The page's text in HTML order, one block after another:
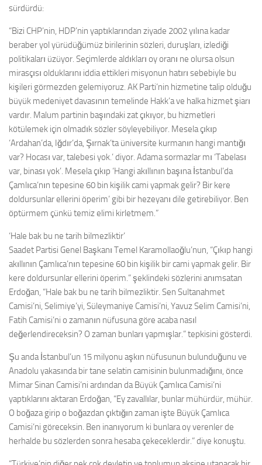
sürdürdü:
“Bizi CHP’nin, HDP’nin yaptıklarından ziyade 2002 yılına kadar
beraber yol yürüdüğümüz birilerinin sözleri, duruşları, izlediği
politikaları üzüyor. Seçimlerde aldıkları oy oranı ne olursa olsun
mirasçısı olduklarını iddia ettikleri misyonun hatırı sebebiyle bu
kişileri görmezden gelemiyoruz. AK Parti’nin hizmetine talip olduğu
büyük medeniyet davasının temelinde Hakk’a ve halka hizmet şiarı
vardır. Malum partinin başındaki zat çıkıyor, bu hizmetleri
kötülemek için olmadık sözler söyleyebiliyor. Mesela çıkıp
‘Ardahan’da, Iğdır’da, Şırnak’ta üniversite kurmanın hangi mantığı
var? Hocası var, talebesi yok.’ diyor. Adama sormazlar mı ‘Tabelası
var, binası yok’. Mesela çıkıp ‘Hangi akıllının başına İstanbul’da
Çamlıca’nın tepesine 60 bin kişilik cami yapmak gelir? Bir kere
doldursunlar ellerini öperim’ gibi bir hezeyanı dile getirebiliyor. Ben
öptürmem çünkü temiz elimi kirletmem.”
‘Hale bak bu ne tarih bilmezliktir’
Saadet Partisi Genel Başkanı Temel Karamollaoğlu’nun, “Çıkıp hangi
akıllının Çamlıca’nın tepesine 60 bin kişilik bir cami yapmak gelir. Bir
kere doldursunlar ellerini öperim.” şeklindeki sözlerini anımsatan
Erdoğan, “Hale bak bu ne tarih bilmezliktir. Sen Sultanahmet
Camisi’ni, Selimiye’yi, Süleymaniye Camisi’ni, Yavuz Selim Camisi’ni,
Fatih Camisi’ni o zamanın nüfusuna göre acaba nasıl
değerlendireceksin? O zaman bunları yapmışlar.” tepkisini gösterdi.
Şu anda İstanbul’un 15 milyonu aşkın nüfusunun bulunduğunu ve
Anadolu yakasında bir tane selatin camisinin bulunmadığını, önce
Mimar Sinan Camisi’ni ardından da Büyük Çamlıca Camisi’ni
yaptıklarını aktaran Erdoğan, “Ey zavallılar, bunlar mühürdür, mühür.
O boğaza girip o boğazdan çıktığın zaman işte Büyük Çamlıca
Camisi’ni göreceksin. Ben inanıyorum ki bunlara oy verenler de
herhalde bu sözlerden sonra hesaba çekeceklerdir.” diye konuştu.